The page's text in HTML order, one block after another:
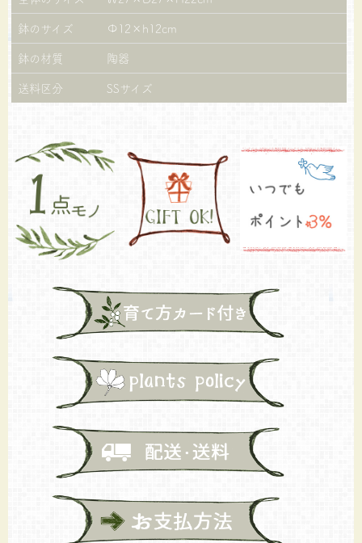
鉢のサイズ
Φ12×h12cm
鉢の材質
陶器
送料区分
SSサイズ